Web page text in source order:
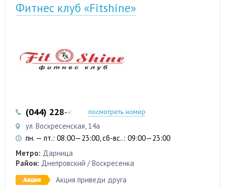
Фитнес клуб «Fitshine»
(044) 228-41-28 (067) 480-48-75
посмотреть номер
ул. Воскресенская, 14а
пн. — пт.: 08:00—23:00, сб-вс..: 09:00—23:00
Метро: Дарница
Район: Днепровский / Воскресенка
Акция приведи друга